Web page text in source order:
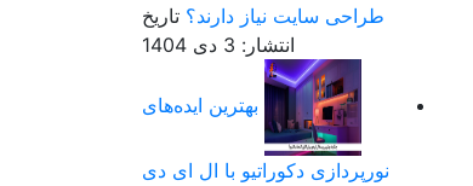
طراحی سایت نیاز دارند؟ تاریخ
انتشار: 3 دی 1404
بهترین ایده‌های
نورپردازی دکوراتیو با ال ای دی